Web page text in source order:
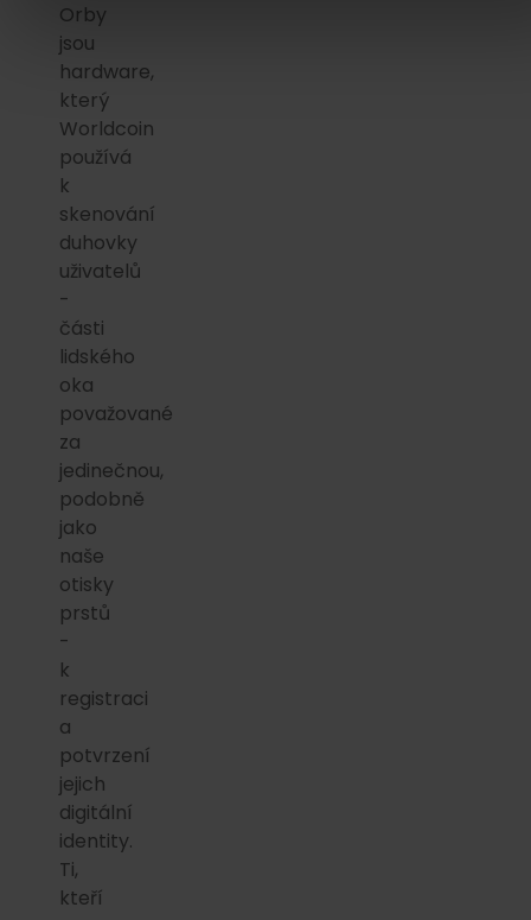
Orby
jsou
hardware,
který
Worldcoin
používá
k
skenování
duhovky
uživatelů
-
části
lidského
oka
považované
za
jedinečnou,
podobně
jako
naše
otisky
prstů
-
k
registraci
a
potvrzení
jejich
digitální
identity.
Ti,
kteří